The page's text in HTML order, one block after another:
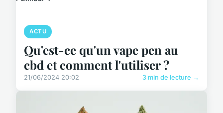
ACTU
Qu'est-ce qu'un vape pen au
cbd et comment l'utiliser ?
21/06/2024 20:02 3 min de lecture →